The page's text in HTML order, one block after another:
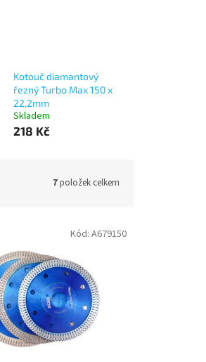
Kotouč diamantový
řezný Turbo Max 150 x
22,2mm
Skladem
218 Kč
7položek celkem
Kód: A679150